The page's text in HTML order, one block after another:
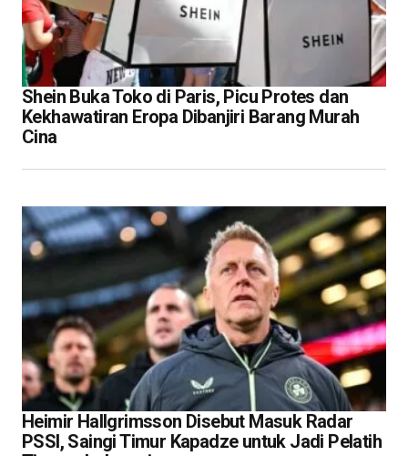
Shein Buka Toko di Paris, Picu Protes dan
Kekhawatiran Eropa Dibanjiri Barang Murah
Cina
Heimir Hallgrimsson Disebut Masuk Radar
PSSI, Saingi Timur Kapadze untuk Jadi Pelatih